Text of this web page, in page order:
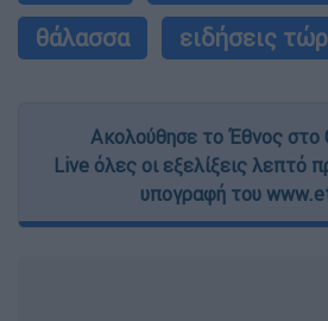
θάλασσα
ειδήσεις
Ακολούθησε το Έθνος στο
Live όλες οι εξελίξεις λεπτό
υπογραφή του